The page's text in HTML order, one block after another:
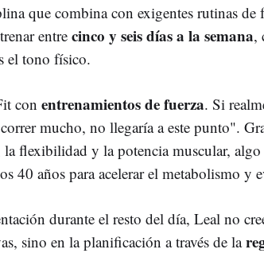
que combina con exigentes rutinas de
entre cinco y seis días a la semana,
el tono físico.
con entrenamientos de fuerza. Si
mucho, no llegaría a este punto".
flexibilidad y la potencia muscular,
40 años para acelerar el metabolismo y
durante el resto del día, Leal no
sino en la planificación a través de la